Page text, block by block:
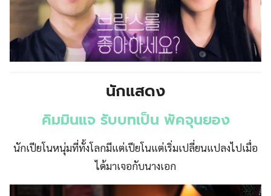
นักแสดง
คิมมินแจ รับบทเป็น พัคจุนยอง
นักเปียโนหนุ่มที่ทั้งโลกมีแต่เปียโนแต่เริ่มเปลี่ยนแปลงไปเมื่อ
ได้มาเจอกับนางเอก